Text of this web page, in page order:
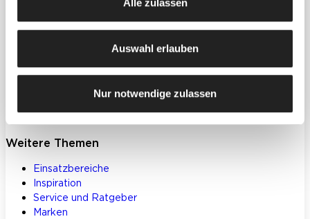
Alle zulassen
Auswahl erlauben
Nur notwendige zulassen
Spachtelmassen & Putze
Bodenbeschichtungen
Betoninstandsetzung
Weitere Themen
Einsatzbereiche
Inspiration
Service und Ratgeber
Marken